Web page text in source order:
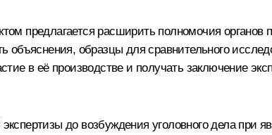
предлагается расширить полномочия органов
объяснения, образцы для сравнительного
в её производстве и получать заключение
до возбуждения уголовного дела при